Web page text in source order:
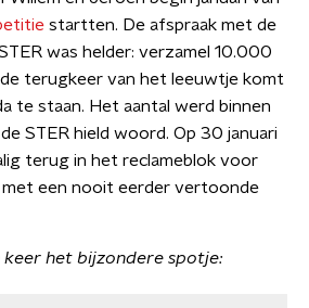
startten. De afspraak met de
was helder: verzamel 10.000
terugkeer van het leeuwtje komt
te staan. Het aantal werd binnen
STER hield woord. Op 30 januari
terug in het reclameblok voor
met een nooit eerder vertoonde
keer het bijzondere spotje: